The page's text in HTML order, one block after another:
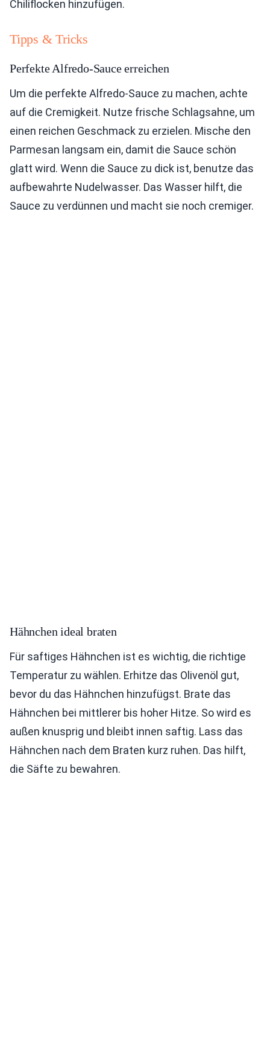
Chiliflocken hinzufügen.
Tipps & Tricks
Perfekte Alfredo-Sauce erreichen
Um die perfekte Alfredo-Sauce zu machen, achte
auf die Cremigkeit. Nutze frische Schlagsahne, um
einen reichen Geschmack zu erzielen. Mische den
Parmesan langsam ein, damit die Sauce schön
glatt wird. Wenn die Sauce zu dick ist, benutze das
aufbewahrte Nudelwasser. Das Wasser hilft, die
Sauce zu verdünnen und macht sie noch cremiger.
Hähnchen ideal braten
Für saftiges Hähnchen ist es wichtig, die richtige
Temperatur zu wählen. Erhitze das Olivenöl gut,
bevor du das Hähnchen hinzufügst. Brate das
Hähnchen bei mittlerer bis hoher Hitze. So wird es
außen knusprig und bleibt innen saftig. Lass das
Hähnchen nach dem Braten kurz ruhen. Das hilft,
die Säfte zu bewahren.